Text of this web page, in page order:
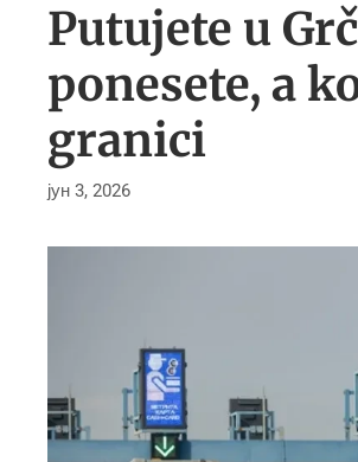
Putujete u
ponesete, a
granici
јун 3, 2026